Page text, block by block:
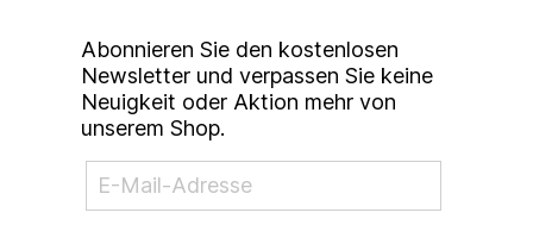
Abonnieren Sie den kostenlosen
Newsletter und verpassen Sie keine
Neuigkeit oder Aktion mehr von
unserem Shop.